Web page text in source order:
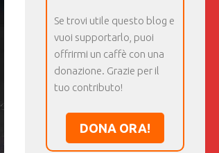
Se trovi utile questo blog e
vuoi supportarlo, puoi
offrirmi un caffè con una
donazione. Grazie per il
tuo contributo!
DONA ORA!